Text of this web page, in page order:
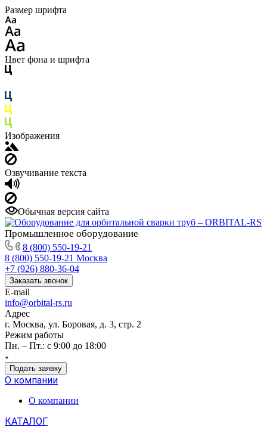
Размер шрифта
Цвет фона и шрифта
Изображения
Озвучивание текста
Обычная версия сайта
Промышленное оборудование
8 (800) 550-19-21
8 (800) 550-19-21 Москва
+7 (926) 880-36-04
Заказать звонок
E-mail
info@orbital-rs.ru
Адрес
г. Москва, ул. Боровая, д. 3, стр. 2
Режим работы
Пн. – Пт.: с 9:00 до 18:00
Подать заявку
О компании
О компании
КАТАЛОГ